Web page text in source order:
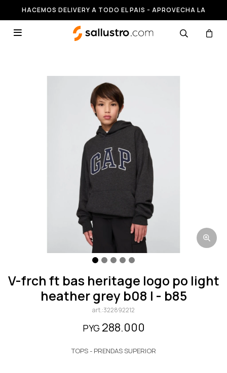
HACEMOS DELIVERY A TODO EL PAIS - APROVECHA LA
RUNNING HASTA 50% OFF

v-frch ft bas heritage logo po light
heather grey b08 l - b85
322892212
PYG 288.000
TOPS - PRENDAS SUPERIOR